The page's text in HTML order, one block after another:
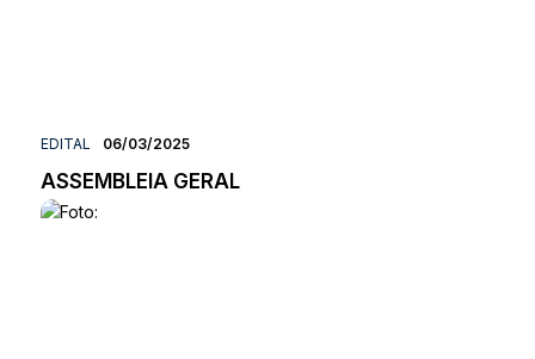
EDITAL 06/03/2025
ASSEMBLEIA GERAL